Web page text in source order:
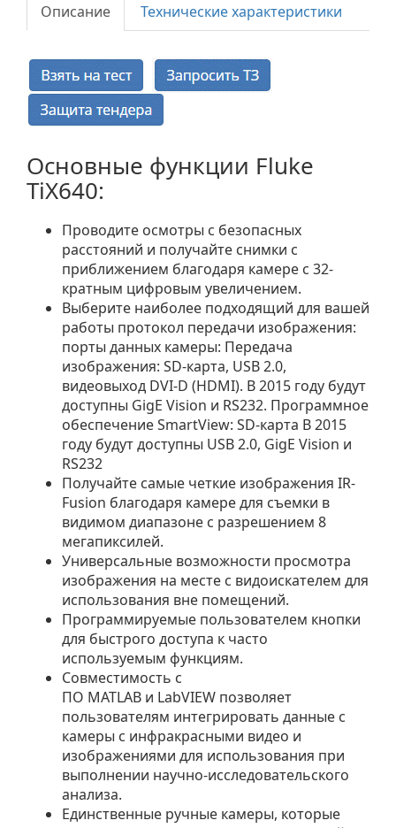
Описание Технические характеристики
Основные функции Fluke
TiX640:
Проводите осмотры с безопасных
расстояний и получайте снимки с
приближением благодаря камере с 32-
кратным цифровым увеличением.
Выберите наиболее подходящий для вашей
работы протокол передачи изображения:
порты данных камеры: Передача
изображения: SD-карта, USB 2.0,
видеовыход DVI-D (HDMI). В 2015 году будут
доступны GigE Vision и RS232. Программное
обеспечение SmartView: SD-карта В 2015
году будут доступны USB 2.0, GigE Vision и
RS232
Получайте самые четкие изображения IR-
Fusion благодаря камере для съемки в
видимом диапазоне с разрешением 8
мегапиксилей.
Универсальные возможности просмотра
изображения на месте с видоискателем для
использования вне помещений.
Программируемые пользователем кнопки
для быстрого доступа к часто
используемым функциям.
Совместимость с
ПО MATLAB и LabVIEW позволяет
пользователям интегрировать данные с
камеры с инфракрасными видео и
изображениями для использования при
выполнении научно-исследовательского
анализа.
Единственные ручные камеры, которые